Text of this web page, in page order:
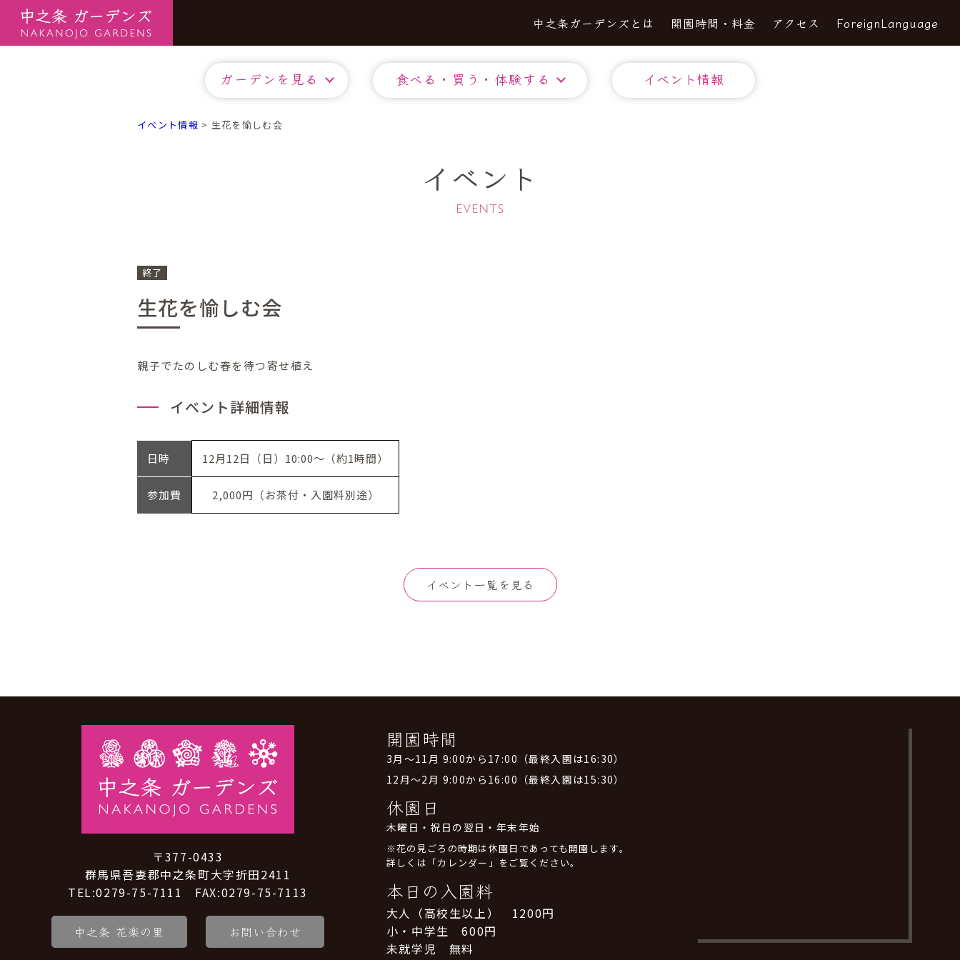
中之条ガーデンズとは 開園時間・料金 アクセス ForeignLanguage
ガーデンを見る 食べる・買う・体験する イベント情報
イベント情報 > 生花を愉しむ会
イベント
終了
生花を愉しむ会
親子でたのしむ春を待つ寄せ植え
イベント詳細情報
日時 12月12日（日）10:00～（約1時間）
参加費 2,000円（お茶付・入園料別途）
イベント一覧を見る
〒377-0433
群馬県吾妻郡中之条町大字折田2411
TEL:0279-75-7111 FAX:0279-75-7113
中之条 花楽の里 お問い合わせ
開園時間
3月～11月 9:00から17:00（最終入園は16:30）
12月～2月 9:00から16:00（最終入園は15:30）
休園日
木曜日・祝日の翌日・年末年始
※花の見ごろの時期は休園日であっても開園します。
詳しくは「カレンダー」をご覧ください。
本日の入園料
大人（高校生以上） 1200円
小・中学生 600円
未就学児 無料